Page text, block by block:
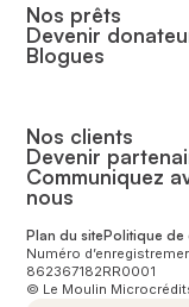
Nos prêts
Devenir
Blogues
Nos clients
Devenir
Communiquez
nous
Numéro
862367182RR0001
© Le Moulin
Plan du site Politique